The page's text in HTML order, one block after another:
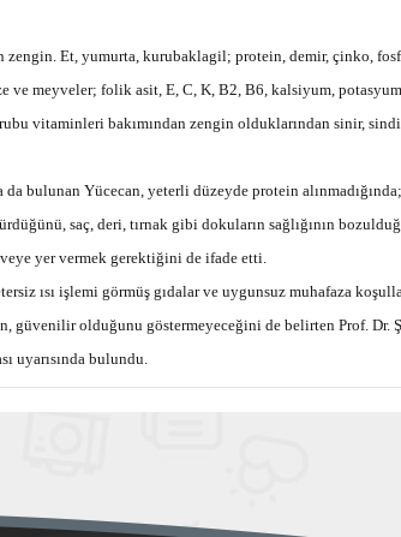
Et, yumurta, kurubaklagil; protein, demir, çinko,
ve meyveler; folik asit, E, C, K, B2, B6, kalsiyum,
vitaminleri bakımından zengin olduklarından sinir,
bulunan Yücecan, yeterli düzeyde protein alınmadığında;
saç, deri, tırnak gibi dokuların sağlığının
yer vermek gerektiğini de ifade etti.
ısı işlemi görmüş gıdalar ve uygunsuz muhafaza
güvenilir olduğunu göstermeyeceğini de belirten Prof. Dr.
uyarısında bulundu.